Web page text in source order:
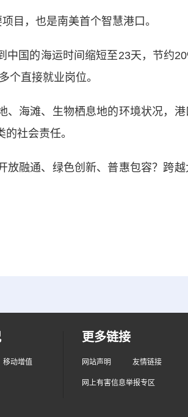
，也是南美首个智慧港口。
国的海运时间缩短至23天，节约
个直接就业岗位。
海滩、生物栖息地的环境状况，港
社会责任。
融通、绿色创新、普惠包容？跨越
移动增值
更多链接
网站声明 友情链接
网上有害信息举报专区